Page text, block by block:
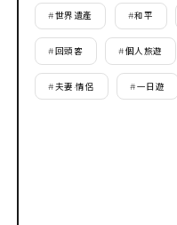
#世界遺產 #和平
# 回頭客 #個人旅遊
#夫妻·情侶 #一日遊